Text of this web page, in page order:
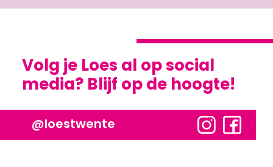
Volg je Loes al op social
media? Blijf op de hoogte!
@loestwente